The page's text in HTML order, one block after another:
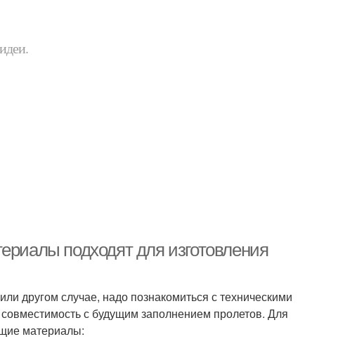
подходят для изготовления
другом случае, надо познакомиться с техническими
с будущим заполнением пролетов. Для
материалы: